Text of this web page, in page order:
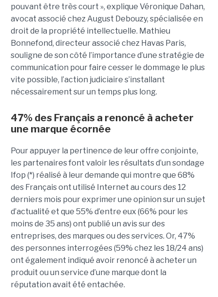
pouvant être très court », explique Véronique Dahan,
avocat associé chez August Debouzy, spécialisée en
droit de la propriété intellectuelle. Mathieu
Bonnefond, directeur associé chez Havas Paris,
souligne de son côté l’importance d’une stratégie de
communication pour faire cesser le dommage le plus
vite possible, l’action judiciaire s’installant
nécessairement sur un temps plus long.
47% des Français a renoncé à acheter
une marque écornée
Pour appuyer la pertinence de leur offre conjointe,
les partenaires font valoir les résultats d’un sondage
Ifop (*) réalisé à leur demande qui montre que 68%
des Français ont utilisé Internet au cours des 12
derniers mois pour exprimer une opinion sur un sujet
d’actualité et que 55% d’entre eux (66% pour les
moins de 35 ans) ont publié un avis sur des
entreprises, des marques ou des services. Or, 47%
des personnes interrogées (59% chez les 18/24 ans)
ont également indiqué avoir renoncé à acheter un
produit ou un service d’une marque dont la
réputation avait été entachée.